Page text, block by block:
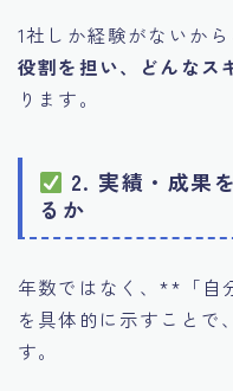
1社しか経験がないか
役割を担い、どんなス
ります。
2. 実績・成果
るか
年数ではなく、**「自
を具体的に示すことで
す。